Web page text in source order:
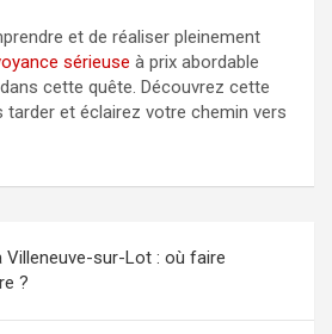
et de réaliser pleinement
sérieuse à prix abordable
cette quête. Découvrez cette
et éclairez votre chemin vers
Villeneuve-sur-Lot : où faire
?